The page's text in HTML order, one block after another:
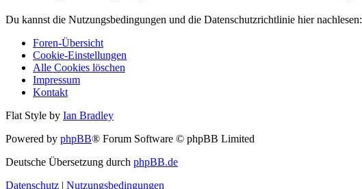
Du kannst die Nutzungsbedingungen und die Datenschutzrichtlinie hier nachlesen:
Foren-Übersicht
Cookie-Einstellungen
Alle Cookies löschen
Impressum
Kontakt
Flat Style by Ian Bradley
Powered by phpBB® Forum Software © phpBB Limited
Deutsche Übersetzung durch phpBB.de
Datenschutz | Nutzungsbedingungen